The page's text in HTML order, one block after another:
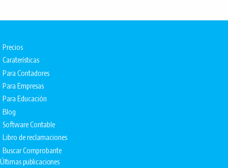
Precios
Caraterísticas
Para Contadores
Para Empresas
Para Educación
Blog
Software Contable
Libro de reclamaciones
Buscar Comprobante
Últimas publicaciones